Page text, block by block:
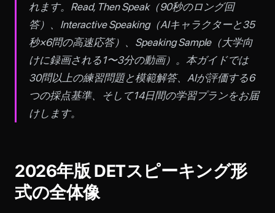
れます。Read, Then Speak（90秒のロング回
答）、Interactive Speaking（AIキャラクターと35
秒×6問の高速応答）、Speaking Sample（大学向
けに録画される1〜3分の動画）。本ガイドでは
30問以上の練習問題と模範解答、AIが評価する6
つの採点基準、そして14日間の学習プランをお届
けします。
2026年版 DETスピーキング形
式の全体像